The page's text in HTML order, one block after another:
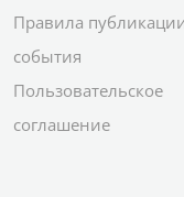
Правила
события
Пользовательское
соглашение